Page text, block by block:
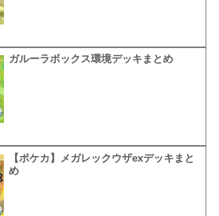
ガルーラボックス環境デッキまとめ
【ポケカ】メガレックウザexデッキまと
め